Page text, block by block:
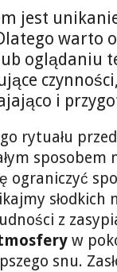
jest
warto
oglądaniu
i
rytuału
sposobem
ograniczyć
słodkich
z
w
snu.